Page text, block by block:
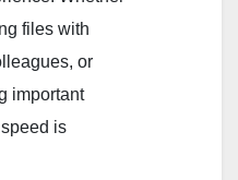
files with
or
important
is